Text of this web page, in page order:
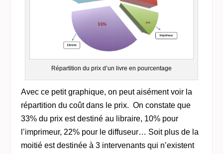
Répartition du prix d’un livre en pourcentage
Avec ce petit graphique, on peut aisément voir la
répartition du coût dans le prix. On constate que
33% du prix est destiné au libraire, 10% pour
l’imprimeur, 22% pour le diffuseur… Soit plus de la
moitié est destinée à 3 intervenants qui n’existent